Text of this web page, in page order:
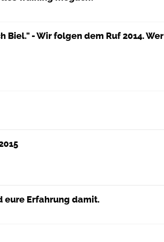
Biel." - Wir folgen dem Ruf 2014. Wer
eure Erfahrung damit.